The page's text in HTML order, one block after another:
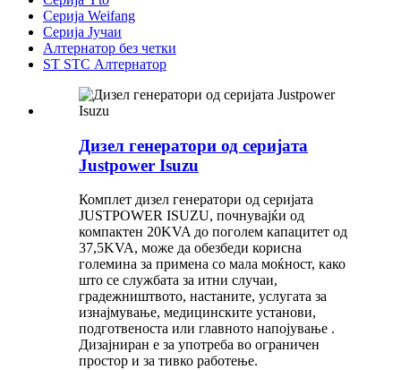
Серија Weifang
Серија Јучаи
Алтернатор без четки
ST STC Алтернатор
Дизел генератори од серијата
Justpower Isuzu
Комплет дизел генератори од серијата
JUSTPOWER ISUZU, почнувајќи од
компактен 20KVA до поголем капацитет од
37,5KVA, може да обезбеди корисна
големина за примена со мала моќност, како
што се службата за итни случаи,
градежништвото, настаните, услугата за
изнајмување, медицинските установи,
подготвеноста или главното напојување .
Дизајниран е за употреба во ограничен
простор и за тивко работење.